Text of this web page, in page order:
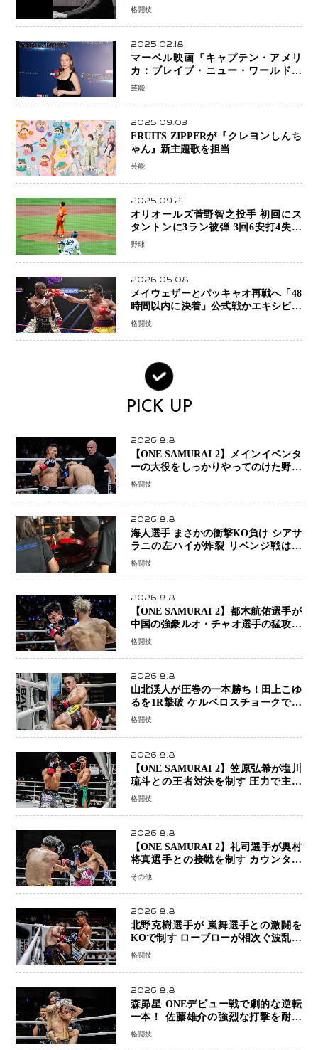
「すでに終えています」と明言
格闘技
2025.02.18
マーベル映画『キャプテン・アメリ
カ：ブレイブ・ニュー・ワールド』
新ブラック・ウィドウ役のシラ・ハー
芸能
2025.09.03
FRUITS ZIPPERが『クレヨンしんち
ゃん』新主題歌を担当
芸能
2025.09.21
オリオールズ菅野智之投手 初回にス
タントンに3ラン被弾 3回6安打4失点
で降板
野球
2026.05.08
メイウェザーとパッキャオ再戦へ「48
時間以内に決着」公式戦かエキシビシ
ョンか混迷続く
格闘技
PICK UP
2026.8.8
【ONE SAMURAI 2】メインイベンタ
ーの大役をしっかりやってのけた野杁
正明が衝撃のリベンジ！ リウ・メン
ーで完全決着
格闘技
2026.8.8
海人選手 まさかの衝撃KO負け シアサ
ラニの左ハイが炸裂 リベンジ戦は一
瞬で決着
格闘技
2026.8.8
【ONE SAMURAI 2】都木航佑選手が
中国の強豪ルオ・チャオ選手の猛攻を
受けながらも的確な攻撃で応戦 最後
格闘技
2026.8.8
山北渓人が圧巻の一本勝ち！田上こゆ
るを1R撃破 ケルベロスチョークで存
在感を示す
格闘技
2026.8.8
【ONE SAMURAI 2】笠原弘希が塩川
琉斗との王者対決を制す 圧力で主導
権を握り判定勝利
格闘技
2026.8.8
【ONE SAMURAI 2】礼司選手が奥村
将真選手との接戦を制す カウンター
と正確な打撃で判定勝利
その他
2026.8.8
北野克樹選手が 嵐舞選手との激闘を
KOで制す ローブローが相次ぐ波乱の
展開…涙の勝利「生まれてくる娘のた
格闘技
2026.8.8
森昴星 ONEデビュー戦で劇的な逆転
一本！ 佐藤雄介の強烈な打撃を耐え
抜き、リアネイキッドチョークで勝利
格闘技